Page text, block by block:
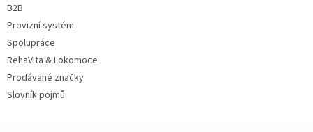
B2B
Provizní systém
Spolupráce
RehaVita & Lokomoce
Prodávané značky
Slovník pojmů